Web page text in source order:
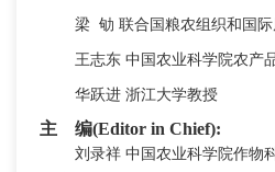
梁 劬 联合国粮农组织和国
王志东 中国农业科学院农产
华跃进 浙江大学教授
主 编(Editor in Chief):
刘录祥 中国农业科学院作物